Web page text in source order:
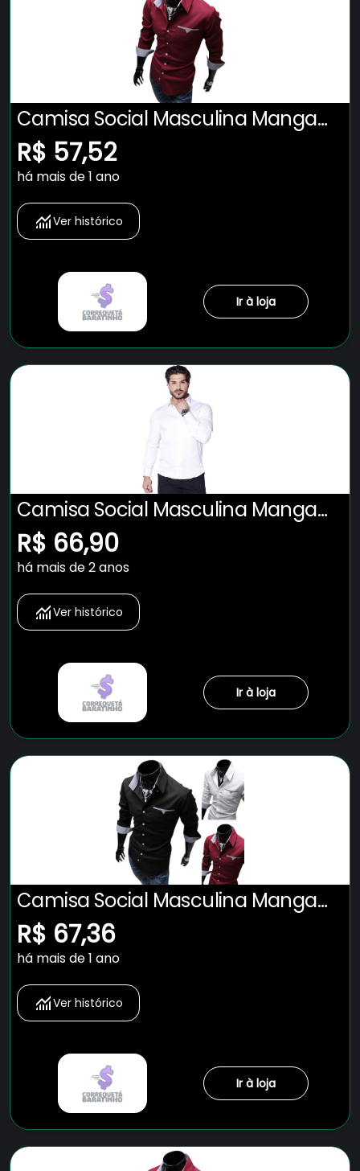
Camisa Social Masculina Manga
Longa Slim Fit Nacional
R$ 57,52
há mais de 1 ano
Ver histórico
Ir à loja
Camisa Social Masculina Manga
Longa Slim Fit Nacional
R$ 66,90
há mais de 2 anos
Ver histórico
Ir à loja
Camisa Social Masculina Manga
Longa Slim Fit Nacional
R$ 67,36
há mais de 1 ano
Ver histórico
Ir à loja